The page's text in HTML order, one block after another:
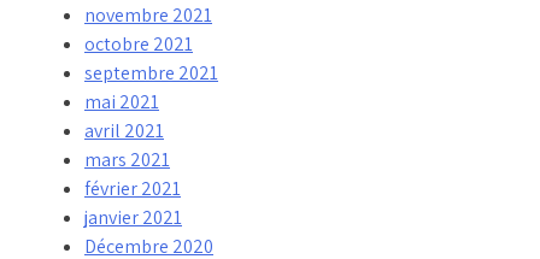
novembre 2021
octobre 2021
septembre 2021
mai 2021
avril 2021
mars 2021
février 2021
janvier 2021
Décembre 2020